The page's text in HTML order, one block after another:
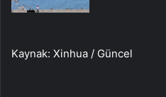
Kaynak: Xinhua / Güncel